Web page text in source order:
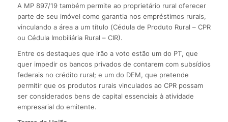
A MP 897/19 também permite ao proprietário rural oferecer
parte de seu imóvel como garantia nos empréstimos rurais,
vinculando a área a um título (Cédula de Produto Rural – CPR
ou Cédula Imobiliária Rural – CIR).
Entre os destaques que irão a voto estão um do PT, que
quer impedir os bancos privados de contarem com subsídios
federais no crédito rural; e um do DEM, que pretende
permitir que os produtos rurais vinculados ao CPR possam
ser considerados bens de capital essenciais à atividade
empresarial do emitente.